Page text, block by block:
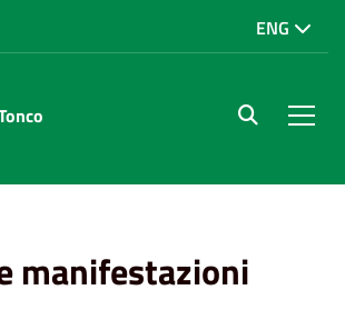
ENG
site.searc
manifestazioni